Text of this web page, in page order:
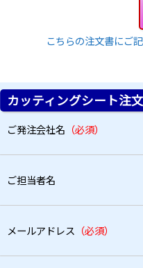
こちらの注文書にご
カッティングシート注
ご発注会社名 （必須）
ご担当者名
メールアドレス （必須）